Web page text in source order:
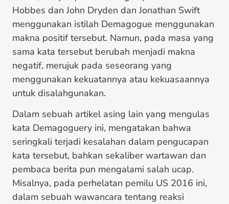
Hobbes dan John Dryden dan Jonathan Swift
menggunakan istilah Demagogue menggunakan
makna positif tersebut. Namun, pada masa yang
sama kata tersebut berubah menjadi makna
negatif, merujuk pada seseorang yang
menggunakan kekuatannya atau kekuasaannya
untuk disalahgunakan.
Dalam sebuah artikel asing lain yang mengulas
kata Demagoguery ini, mengatakan bahwa
seringkali terjadi kesalahan dalam pengucapan
kata tersebut, bahkan sekaliber wartawan dan
pembaca berita pun mengalami salah ucap.
Misalnya, pada perhelatan pemilu US 2016 ini,
dalam sebuah wawancara tentang reaksi